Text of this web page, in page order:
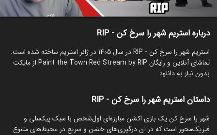
توضیحات سریال‌های مشابه
درباره استریم شهر را سرخ کن - RIP
استریم شهر را سرخ کن - RIP در سال 1405 در ژانر استریم ساخته شده است.
تماشای آنلاین و رایگان Paint the Town Red Stream by RIP از مایکت
بدون نیاز به دانلود
داستان استریم شهر را سرخ کن - RIP
‏شهر را سرخ کن یک بازی اکشن مبارزه‌ای اول‌شخص با سبک پیکسلی و
فیزیک‌محور است که در آن درگیری‌های خشن و سریع در محیط‌های متنوع